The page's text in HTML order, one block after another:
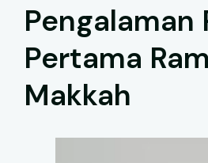
Pengalaman
Pertama
Makkah